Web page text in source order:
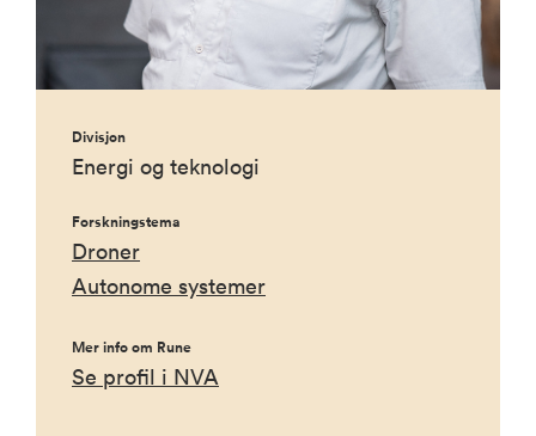
Divisjon
Energi og teknologi
Forskningstema
Droner
Autonome systemer
Mer info om Rune
Se profil i NVA